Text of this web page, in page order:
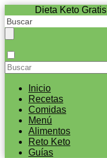
Dieta Keto Gratis
Inicio
Recetas
Comidas
Menú
Alimentos
Reto Keto
Guías